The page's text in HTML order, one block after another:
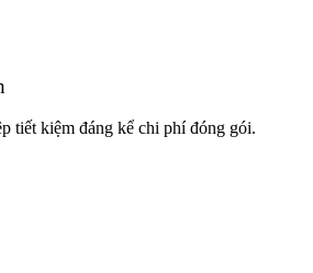
tiết kiệm đáng kể chi phí đóng gói.